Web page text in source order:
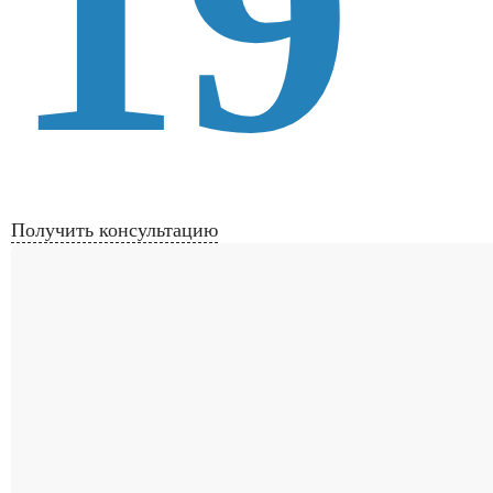
Получить консультацию